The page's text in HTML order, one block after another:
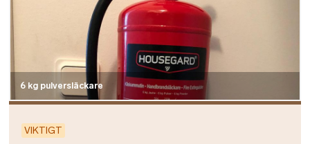
6 kg pulversläckare
VIKTIGT